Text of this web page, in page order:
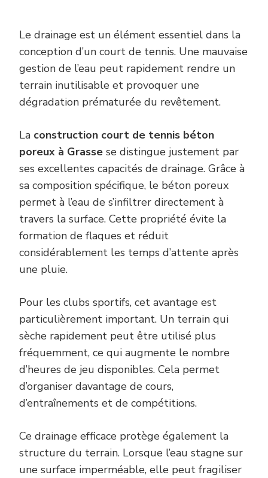
Le drainage est un élément essentiel dans la
conception d’un court de tennis. Une mauvaise
gestion de l’eau peut rapidement rendre un
terrain inutilisable et provoquer une
dégradation prématurée du revêtement.
La construction court de tennis béton
poreux à Grasse se distingue justement par
ses excellentes capacités de drainage. Grâce à
sa composition spécifique, le béton poreux
permet à l’eau de s’infiltrer directement à
travers la surface. Cette propriété évite la
formation de flaques et réduit
considérablement les temps d’attente après
une pluie.
Pour les clubs sportifs, cet avantage est
particulièrement important. Un terrain qui
sèche rapidement peut être utilisé plus
fréquemment, ce qui augmente le nombre
d’heures de jeu disponibles. Cela permet
d’organiser davantage de cours,
d’entraînements et de compétitions.
Ce drainage efficace protège également la
structure du terrain. Lorsque l’eau stagne sur
une surface imperméable, elle peut fragiliser